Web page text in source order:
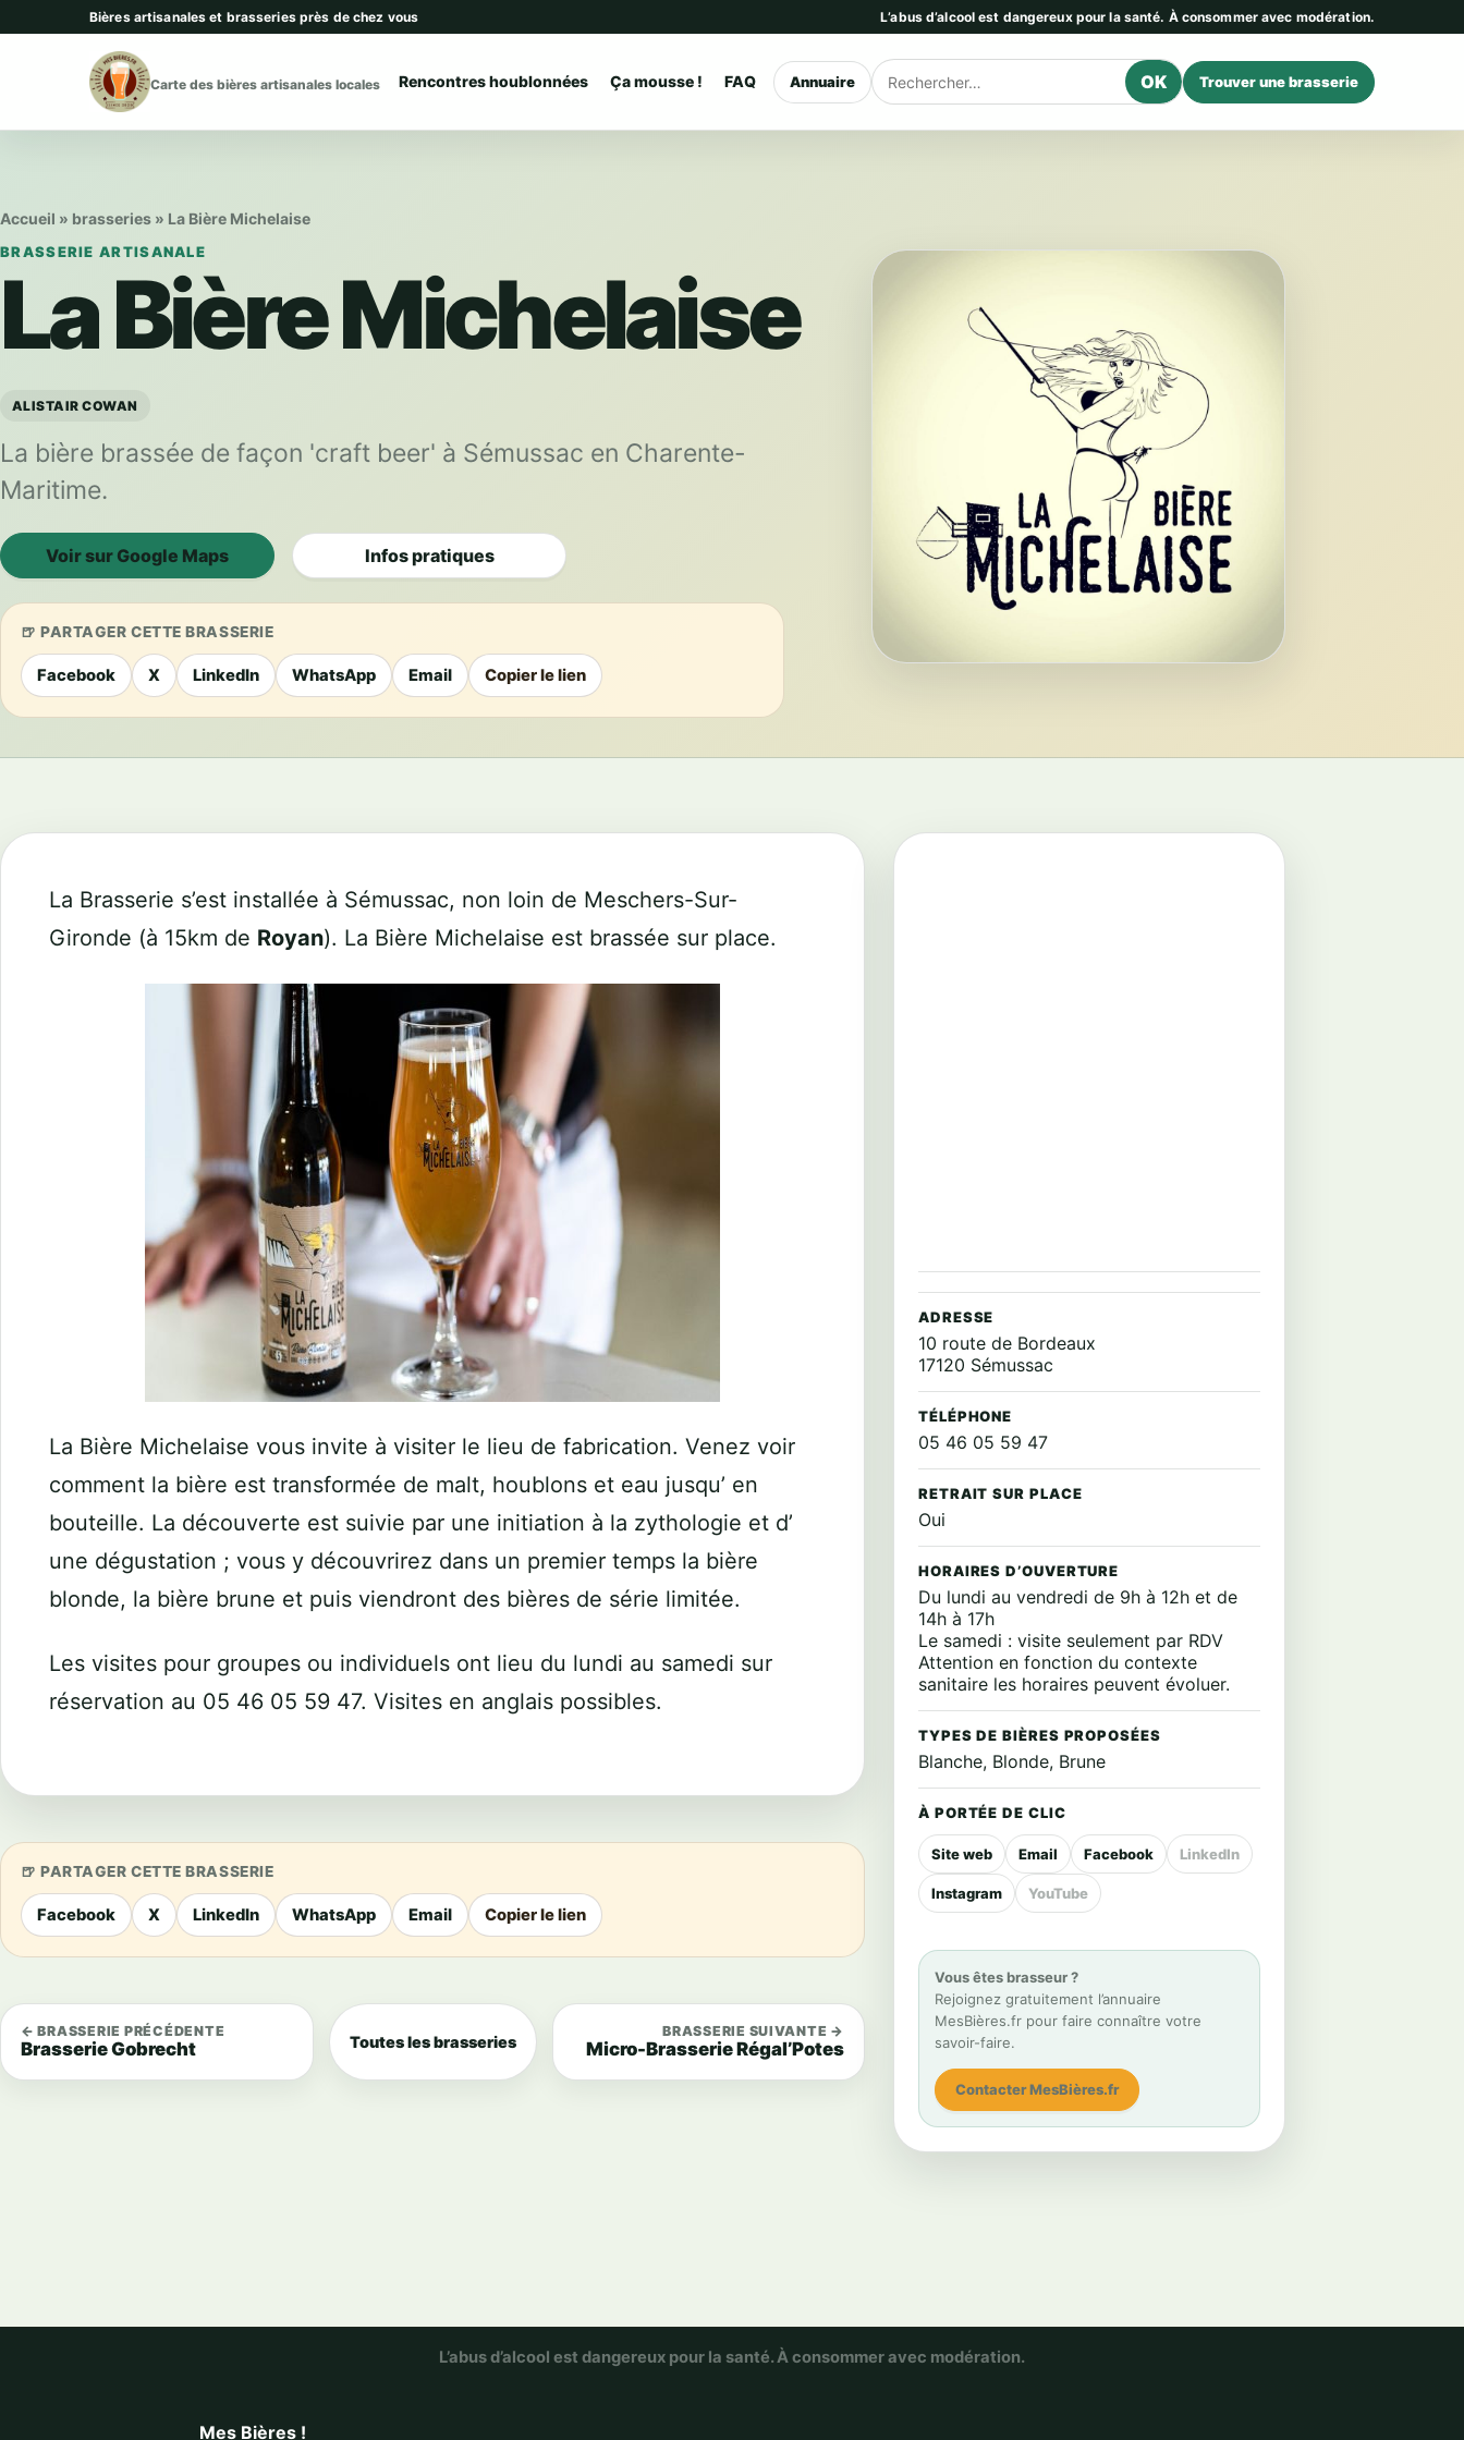
Aller au contenuBières artisanales et brasseries près de chez vous L’abus d’alcool est dangereux pour la santé. À consommer avec modération.
Carte des bières artisanales locales Rencontres houblonnées Ça mousse ! FAQ Annuaire Rechercher OK Trouver une brasserie
Accueil » brasseries » La Bière Michelaise
BRASSERIE ARTISANALE
La Bière Michelaise
ALISTAIR COWAN
La bière brassée de façon 'craft beer' à Sémussac en Charente-
Maritime.
Voir sur Google Maps Infos pratiques
PARTAGER CETTE BRASSERIE
Facebook X LinkedIn WhatsApp Email Copier le lien
La Brasserie s’est installée à Sémussac, non loin de Meschers-Sur-
Gironde (à 15km de Royan). La Bière Michelaise est brassée sur place.
La Bière Michelaise vous invite à visiter le lieu de fabrication. Venez voir
comment la bière est transformée de malt, houblons et eau jusqu’ en
bouteille. La découverte est suivie par une initiation à la zythologie et d’
une dégustation ; vous y découvrirez dans un premier temps la bière
blonde, la bière brune et puis viendront des bières de série limitée.
Les visites pour groupes ou individuels ont lieu du lundi au samedi sur
réservation au 05 46 05 59 47. Visites en anglais possibles.
PARTAGER CETTE BRASSERIE
Facebook X LinkedIn WhatsApp Email Copier le lien
← BRASSERIE PRÉCÉDENTE
Brasserie Gobrecht Toutes les brasseries
BRASSERIE SUIVANTE →
Micro-Brasserie Régal’Potes
ADRESSE
10 route de Bordeaux
17120 Sémussac
TÉLÉPHONE
05 46 05 59 47
RETRAIT SUR PLACE
Oui
HORAIRES D’OUVERTURE
Du lundi au vendredi de 9h à 12h et de
14h à 17h
Le samedi : visite seulement par RDV
Attention en fonction du contexte
sanitaire les horaires peuvent évoluer.
TYPES DE BIÈRES PROPOSÉES
Blanche, Blonde, Brune
À PORTÉE DE CLIC
Site web Email Facebook LinkedIn
Instagram YouTube
Vous êtes brasseur ?
Rejoignez gratuitement l’annuaire
MesBières.fr pour faire connaître votre
savoir-faire.
Contacter MesBières.fr
L’abus d’alcool est dangereux pour la santé. À consommer avec modération.
Mes Bières !